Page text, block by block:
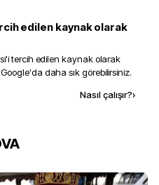
edilen kaynak olarak
'i tercih edilen kaynak olarak
daha sık görebilirsiniz.
Nasıl çalışır?›